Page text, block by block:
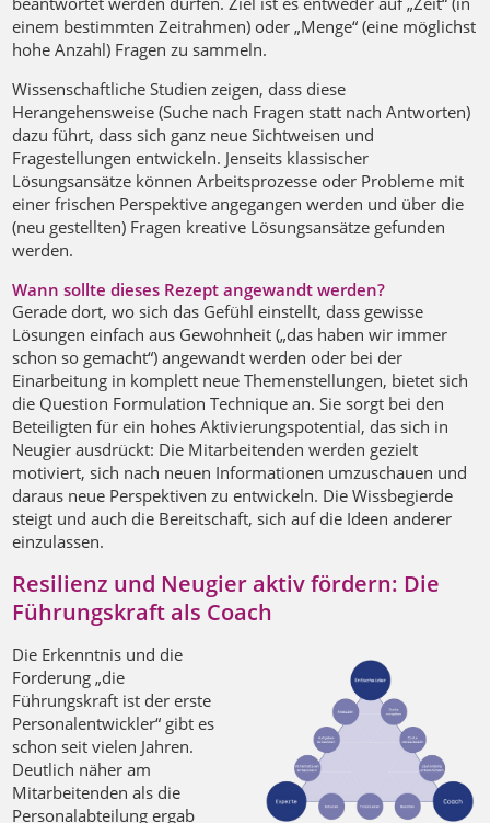
einem bestimmten Zeitrahmen) oder „Menge“ (eine möglichst
hohe Anzahl) Fragen zu sammeln.
Wissenschaftliche Studien zeigen, dass diese
Herangehensweise (Suche nach Fragen statt nach Antworten)
dazu führt, dass sich ganz neue Sichtweisen und
Fragestellungen entwickeln. Jenseits klassischer
Lösungsansätze können Arbeitsprozesse oder Probleme mit
einer frischen Perspektive angegangen werden und über die
(neu gestellten) Fragen kreative Lösungsansätze gefunden
werden.
Wann sollte dieses Rezept angewandt werden?
Gerade dort, wo sich das Gefühl einstellt, dass gewisse
Lösungen einfach aus Gewohnheit („das haben wir immer
schon so gemacht“) angewandt werden oder bei der
Einarbeitung in komplett neue Themenstellungen, bietet sich
die Question Formulation Technique an. Sie sorgt bei den
Beteiligten für ein hohes Aktivierungspotential, das sich in
Neugier ausdrückt: Die Mitarbeitenden werden gezielt
motiviert, sich nach neuen Informationen umzuschauen und
daraus neue Perspektiven zu entwickeln. Die Wissbegierde
steigt und auch die Bereitschaft, sich auf die Ideen anderer
einzulassen.
Resilienz und Neugier aktiv fördern: Die
Führungskraft als Coach
Die Erkenntnis und die
Forderung „die
Führungskraft ist der erste
Personalentwickler“ gibt es
schon seit vielen Jahren.
Deutlich näher am
Mitarbeitenden als die
Personalabteilung ergab